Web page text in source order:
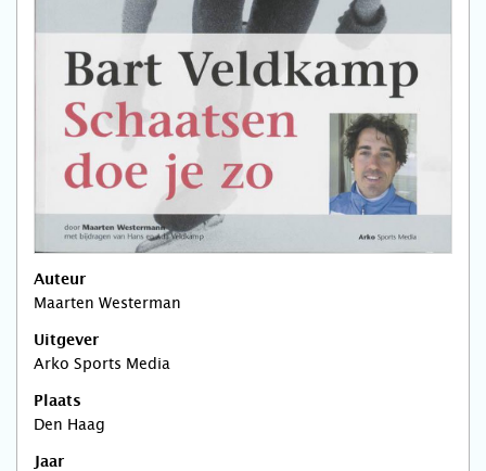
Auteur
Maarten Westerman
Uitgever
Arko Sports Media
Plaats
Den Haag
Jaar